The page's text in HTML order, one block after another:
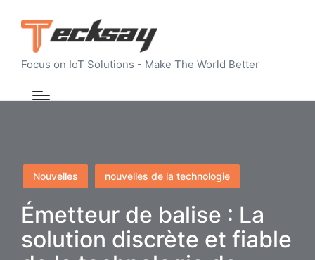
Focus on IoT Solutions - Make The World Better
Posted
in
Nouvelles nouvelles de la technologie
Émetteur de balise : La
solution discrète et fiable